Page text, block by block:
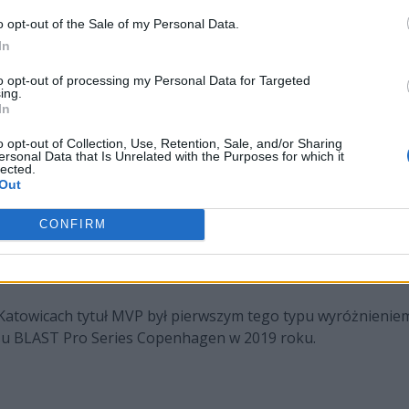
opt-out of the Sale of my Personal Data.
opt-out of processing my Personal Data for Targeted
opt-out of Collection, Use, Retention, Sale, and/or Sharing
Data that Is Unrelated with the Purposes for which it
CONFIRM
wartościowym graczem IEM-a zarówno przez ekspertów
Pro Tour DHL MVP. I bynajmniej nie jest to
wynikiem spośród wszystkich uczestników
o zdobyte fragi wyniosła 0,84, czego również nie udało
broky'ego map, a było ich aż szesnaście, jego rating
tytuł MVP był pierwszym tego typu
BLAST Pro Series Copenhagen w 2019 roku.